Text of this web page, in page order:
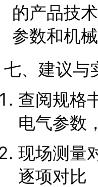
的产品技
参数和机
七、建议与
查阅规格
电气参数
现场测量
逐项对比